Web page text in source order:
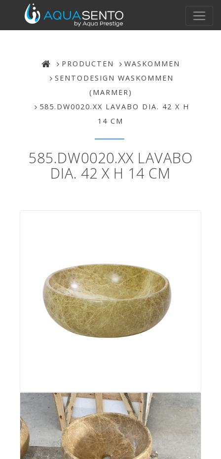
PRODUCTEN
WASKOMMEN
SENTODESIGN WASKOMMEN
(MARMER)
585.DW0020.XX LAVABO DIA. 42 X H
14 CM
585.DW0020.XX LAVABO
DIA. 42 X H 14 CM